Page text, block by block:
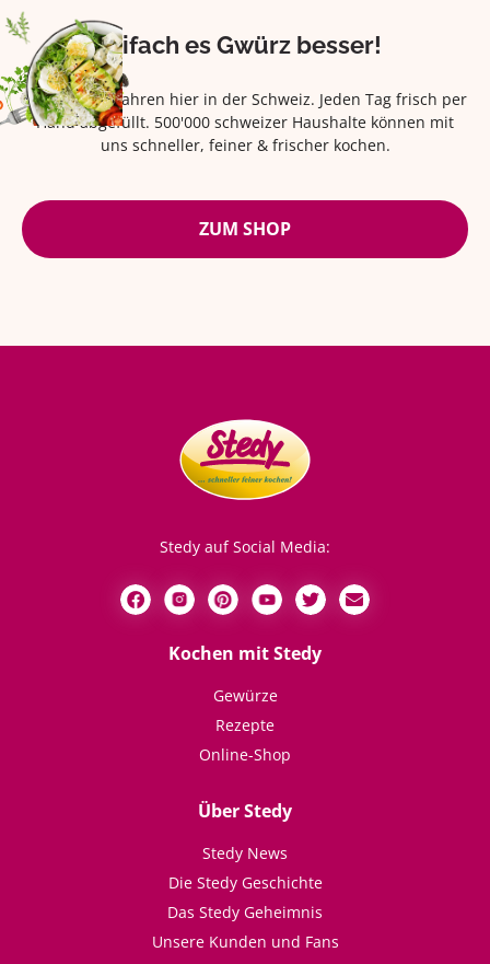
Eifach es Gwürz besser!
Seit über 42 Jahren hier in der Schweiz. Jeden Tag frisch per
Hand abgefüllt. 500'000 schweizer Haushalte können mit
uns schneller, feiner & frischer kochen.
ZUM SHOP
Stedy auf Social Media:
Kochen mit Stedy
Gewürze
Rezepte
Online-Shop
Über Stedy
Stedy News
Die Stedy Geschichte
Das Stedy Geheimnis
Unsere Kunden und Fans